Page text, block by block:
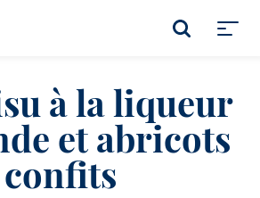
RECHERCHE
à la liqueur
et abricots
confits